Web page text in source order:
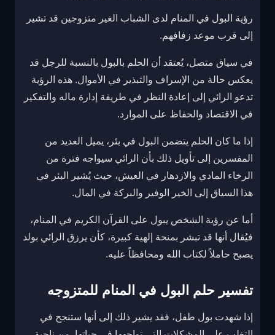
رؤية البول في المنام لدى الشباب الغير متزوجين قد تشير
إلى قرب موعد زفافهم.
في سياق متصل، يُعتقد أن الحلم بالبول بالنسبة للرجل قد
يعكس حالة من الإسراف والتبذير في الأموال. هذه الرؤية
تدعو الرائي إلى إعادة النظر في طريقة إدارة ماله والتفكير
في الاقتصاد والحفاظ على الموارد.
إذا ما كان الحلم يتضمن البول في بئر، يميل العديد من
المفسرين إلى تأويل ذلك بأن الرائي سيواجه فترة من
الرخاء المادي والازدهار في العيش، حيث يُشير البئر في
هذا السياق إلى الخير الوفير والبركة في المال.
أما عن رؤية الشخص يبول على القرآن الكريم في المنام،
فيُقال أنها قد تبشر بمنحة إلهية كبيرة، كأن يرزق الرائي بولد
يصبح حاملاً لكتاب الله ومحافظاً عليه.
تفسير حلم البول في المنام للمتزوجه
إذا شهدت بول طفل، فقد يشير ذلك إلى أنها ستنجح في